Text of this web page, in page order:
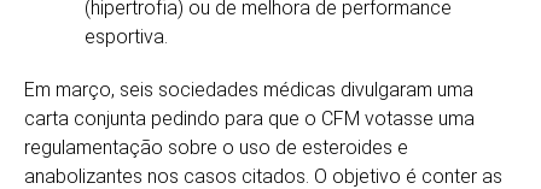
(hipertrofia) ou de melhora de performance
esportiva.
Em março, seis sociedades médicas divulgaram uma
carta conjunta pedindo para que o CFM votasse uma
regulamentação sobre o uso de esteroides e
anabolizantes nos casos citados. O objetivo é conter as